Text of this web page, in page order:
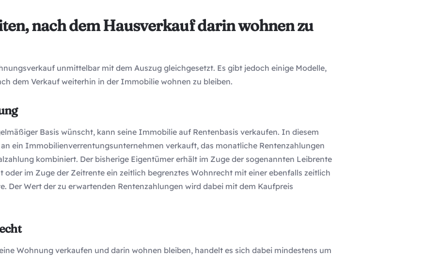
nach dem Hausverkauf darin wohnen zu
unmittelbar mit dem Auszug gleichgesetzt. Es gibt jedoch einige Modelle,
dem Verkauf weiterhin in der Immobilie wohnen zu bleiben.
Basis wünscht, kann seine Immobilie auf Rentenbasis verkaufen. In diesem
ein Immobilienverrentungsunternehmen verkauft, das monatliche Rentenzahlungen
kombiniert. Der bisherige Eigentümer erhält im Zuge der sogenannten Leibrente
oder im Zuge der Zeitrente ein zeitlich begrenztes Wohnrecht mit einer ebenfalls zeitlich
Der Wert der zu erwartenden Rentenzahlungen wird dabei mit dem Kaufpreis
Wohnung verkaufen und darin wohnen bleiben, handelt es sich dabei mindestens um